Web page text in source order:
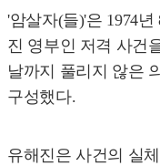
'암살자(들)'은 1974
진 영부인 저격 사건
날까지 풀리지 않은
구성했다.
유해진은 사건의 실